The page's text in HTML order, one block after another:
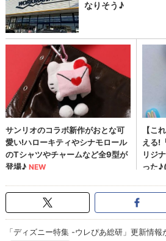
「ディズニー特集 -ウレぴあ総研」更新情報